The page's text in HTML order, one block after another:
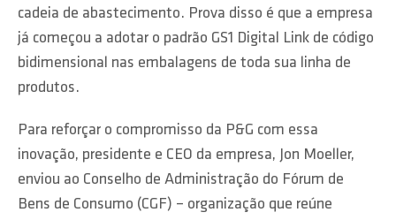
cadeia de abastecimento. Prova disso é que a empresa
já começou a adotar o padrão GS1 Digital Link de código
bidimensional nas embalagens de toda sua linha de
produtos.
Para reforçar o compromisso da P&G com essa
inovação, presidente e CEO da empresa, Jon Moeller,
enviou ao Conselho de Administração do Fórum de
Bens de Consumo (CGF) – organização que reúne